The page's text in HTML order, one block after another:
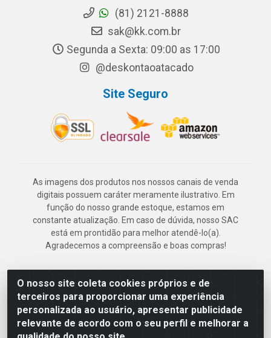
O nosso site coleta cookies próprios e de
terceiros para proporcionar uma experiência
personalizada ao usuário, apresentar publicidade
relevante de acordo com o seu perfil e melhorar a
(81) 2121-8888
sak@kk.com.br
Segunda a Sexta: 09:00 as 17:00
@deskontaoatacado
Site Seguro
As imagens dos produtos nos nossos canais de venda
digitais possuem caráter meramente ilustrativo. Em
função do nosso grande estoque, estamos em
constante atualização. Em caso de dúvida, nosso SAC
está em prontidão para melhor atendê-lo(a).
Agradecemos a compreensão e boas compras!
Deskontão Atacado - Av. Marechal Mascarenhas de Morais, 2471 -
Imbiribeira - Recife/PE - CEP 51.150-001 - CNPJ 24.150.377/0003-
57